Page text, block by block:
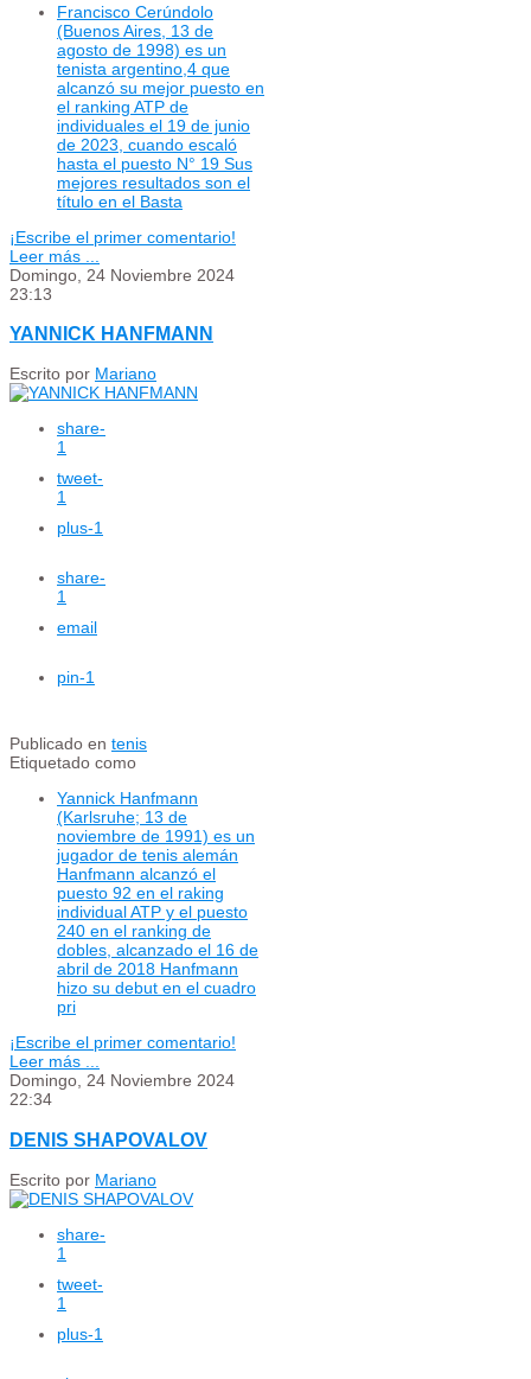
Francisco Cerúndolo
(Buenos Aires, 13 de
agosto de 1998) es un
tenista argentino,4​ que
alcanzó su mejor puesto en
el ranking ATP de
individuales el 19 de junio
de 2023, cuando escaló
hasta el puesto N° 19 Sus
mejores resultados son el
título en el Basta
¡Escribe el primer comentario!
Leer más ...
Domingo, 24 Noviembre 2024
23:13
YANNICK HANFMANN
Escrito por Mariano
share-
1
tweet-
1
plus-1
share-
1
email
pin-1
Publicado en tenis
Etiquetado como
Yannick Hanfmann
(Karlsruhe; 13 de
noviembre de 1991) es un
jugador de tenis alemán
Hanfmann alcanzó el
puesto 92 en el raking
individual ATP y el puesto
240 en el ranking de
dobles, alcanzado el 16 de
abril de 2018 Hanfmann
hizo su debut en el cuadro
pri
¡Escribe el primer comentario!
Leer más ...
Domingo, 24 Noviembre 2024
22:34
DENIS SHAPOVALOV
Escrito por Mariano
share-
1
tweet-
1
plus-1